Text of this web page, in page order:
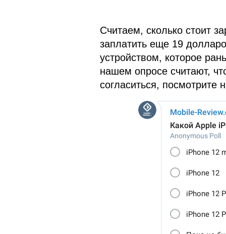
Считаем, сколько стоит
заплатить еще 19
устройством, которое
нашем опросе считают,
согласиться,